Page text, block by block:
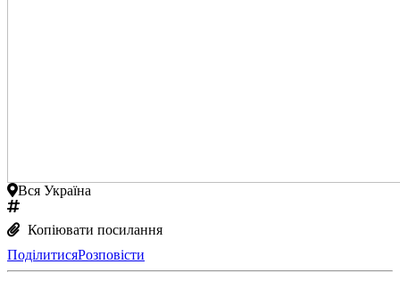
Вся Україна
Копіювати посилання
ПоділитисяРозповісти